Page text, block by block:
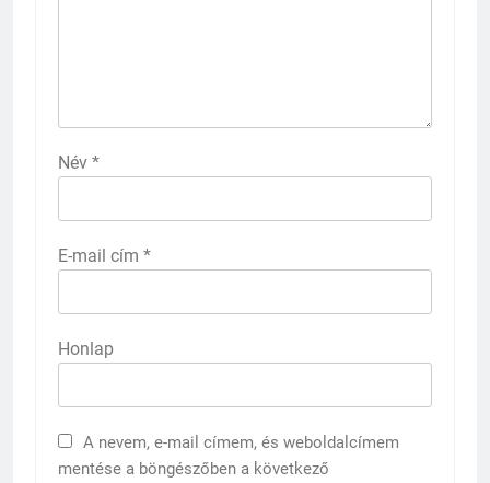
Név *
E-mail cím *
Honlap
A nevem, e-mail címem, és weboldalcímem
mentése a böngészőben a következő